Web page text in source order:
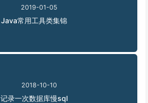
2019-01-05
Java常用工具类集锦
2018-10-10
记录一次数据库慢sql